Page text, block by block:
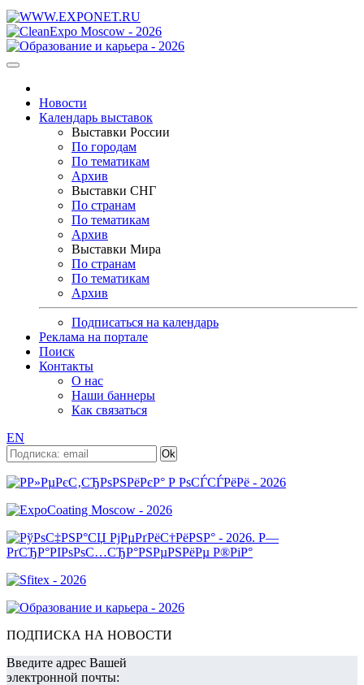
Новости
Календарь выставок
Выставки России
По городам
По тематикам
Архив
Выставки СНГ
По странам
По тематикам
Архив
Выставки Мира
По странам
По тематикам
Архив
Подписаться на календарь
Реклама на портале
Поиск
Контакты
О нас
Наши баннеры
Как связаться
EN
ПОДПИСКА НА НОВОСТИ
Введите адрес Вашей
электронной почты: